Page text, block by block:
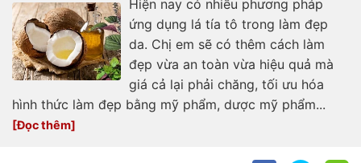
Hiện nay có nhiều phương pháp
ứng dụng lá tía tô trong làm đẹp
da. Chị em sẽ có thêm cách làm
đẹp vừa an toàn vừa hiệu quả mà
giá cả lại phải chăng, tối ưu hóa
hình thức làm đẹp bằng mỹ phẩm, dược mỹ phẩm...